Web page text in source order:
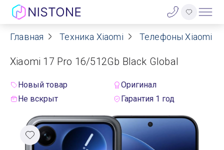
Акции
О нас
Договор оферты
Реквизиты
Главная Техника Xiaomi Телефоны Xiaomi
Xiaomi 17 Pro 16/512Gb Black Global
Новый товар
Оригинал
Не вскрыт
Гарантия 1 год